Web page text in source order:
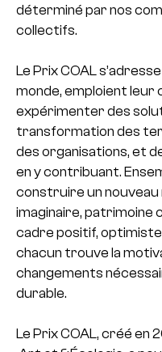
déterminé par nos
collectifs.
Le Prix COAL
monde, emploient leur
expérimenter des
transformation des
des organisations, et
en y contribuant.
construire un
imaginaire, patrimoine
cadre positif,
chacun trouve la
changements
durable.
Le Prix COAL, créé en